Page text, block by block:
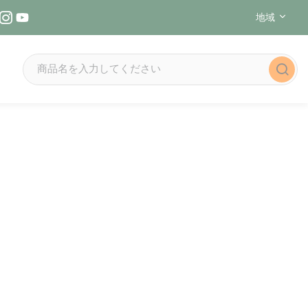
Instagramでフォローする（新しいウィンドウで開きます
YouTubeでフォローする（新しいウィンドウで開きます
地域